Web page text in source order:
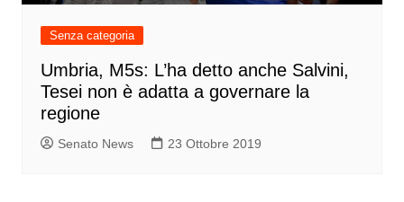
Senza categoria
Umbria, M5s: L’ha detto anche Salvini,
Tesei non è adatta a governare la
regione
Senato News 23 Ottobre 2019